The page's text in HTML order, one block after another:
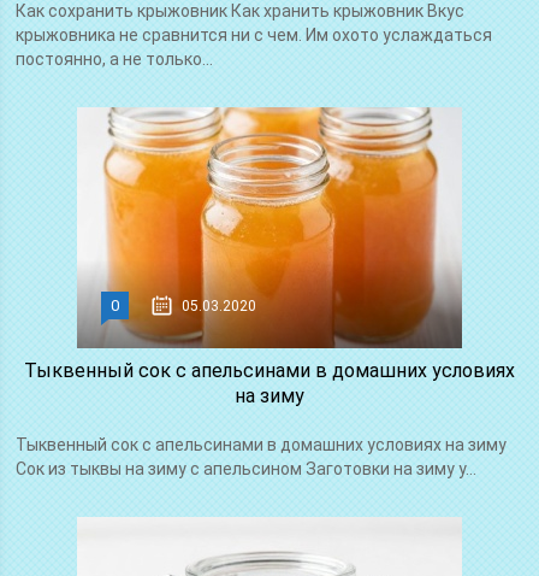
Как сохранить крыжовник Как хранить крыжовник Вкус
крыжовника не сравнится ни с чем. Им охото услаждаться
постоянно, а не только...
0 05.03.2020
Тыквенный сок с апельсинами в домашних условиях
на зиму
Тыквенный сок с апельсинами в домашних условиях на зиму
Сок из тыквы на зиму с апельсином Заготовки на зиму у...